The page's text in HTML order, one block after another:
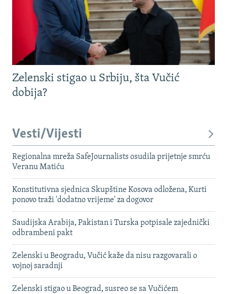
Zelenski stigao u Srbiju, šta Vučić
dobija?
Vesti/Vijesti
Regionalna mreža SafeJournalists osudila prijetnje smrću
Veranu Matiću
Konstitutivna sjednica Skupštine Kosova odložena, Kurti
ponovo traži 'dodatno vrijeme' za dogovor
Saudijska Arabija, Pakistan i Turska potpisale zajednički
odbrambeni pakt
Zelenski u Beogradu, Vučić kaže da nisu razgovarali o
vojnoj saradnji
Zelenski stigao u Beograd, susreo se sa Vučićem